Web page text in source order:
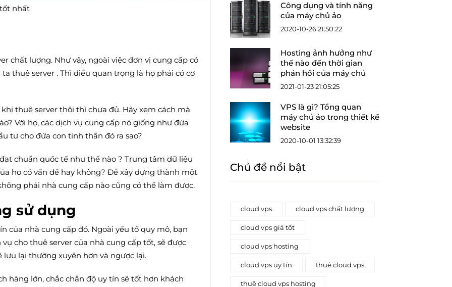
nhất
chất lượng. Như vậy, ngoài việc đơn vị cung cấp có
thuê server . Thì điều quan trọng là họ phải có cơ
thuê server thôi thì chưa đủ. Hãy xem cách mà
Với họ, các dịch vụ cung cấp nó giống như đứa
tư cho đứa con tinh thần đó ra sao?
chuẩn quốc tế như thế nào ? Trung tâm dữ liệu
họ có vấn đề hay không? Để xây dựng thành một
phải nhà cung cấp nào cũng có thể làm được.
sử dụng
của nhà cung cấp đó. Ngoài yếu tố quy mô, bạn
cho thuê server của nhà cung cấp tốt, sẽ được
lại thường xuyên hơn và ngược lại.
hàng lớn, chắc chắn độ uy tín sẽ tốt hơn khách
Công dụng và tính năng
của máy chủ ảo
2020-10-26 21:50:22
Hosting ảnh hưởng như
thế nào đến thời gian
phản hồi của máy chủ
2021-01-23 21:05:25
VPS là gì? Tổng quan
máy chủ ảo trong thiết kế
website
2020-10-01 13:32:39
Chủ đề nổi bật
cloud vps cloud vps chất lượng
cloud vps giá tốt
cloud vps hosting
cloud vps uy tín thuê cloud vps
thuê cloud vps hosting